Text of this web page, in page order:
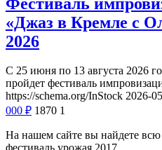
«Джаз в Кремле с
2026
С 25 июня по 13 августа 2026
пройдет фестиваль
https://schema.org/InStock 2026-
000 ₽ 1870 1
На нашем сайте вы найдете